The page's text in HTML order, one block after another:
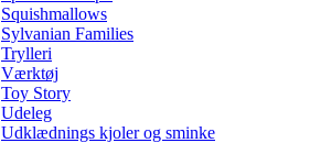
Squishmallows
Sylvanian Families
Trylleri
Værktøj
Toy Story
Udeleg
Udklædnings kjoler og sminke